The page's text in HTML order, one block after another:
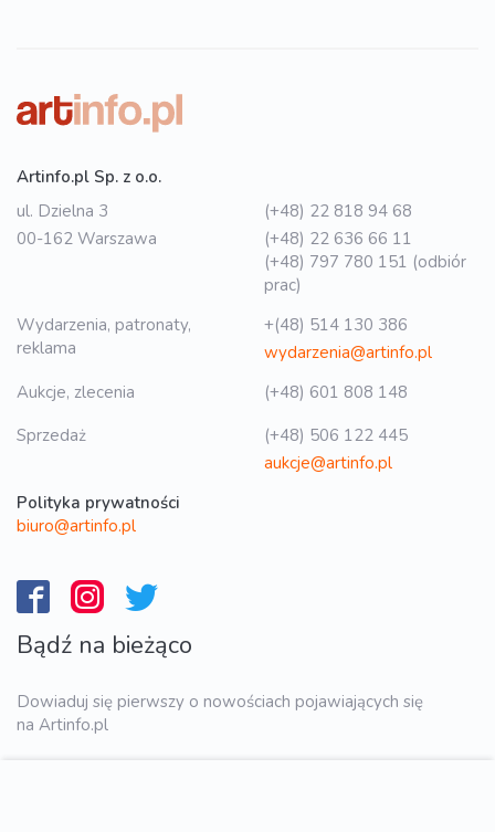
Artinfo.pl Sp. z o.o.
ul. Dzielna 3
00-162 Warszawa
(+48) 22 818 94 68
(+48) 22 636 66 11
(+48) 797 780 151 (odbiór
prac)
Wydarzenia, patronaty,
reklama
+(48) 514 130 386
wydarzenia@artinfo.pl
Aukcje, zlecenia
(+48) 601 808 148
Sprzedaż
(+48) 506 122 445
aukcje@artinfo.pl
Polityka prywatności
biuro@artinfo.pl
Bądź na bieżąco
Dowiaduj się pierwszy o nowościach pojawiających się
na Artinfo.pl